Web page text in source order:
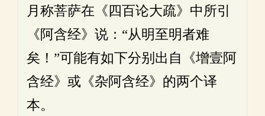
月称菩萨在《四百论大疏》中所引
《阿含经》说：“从明至明者难
矣！”可能有如下分别出自《增壹阿
含经》或《杂阿含经》的两个译
本。